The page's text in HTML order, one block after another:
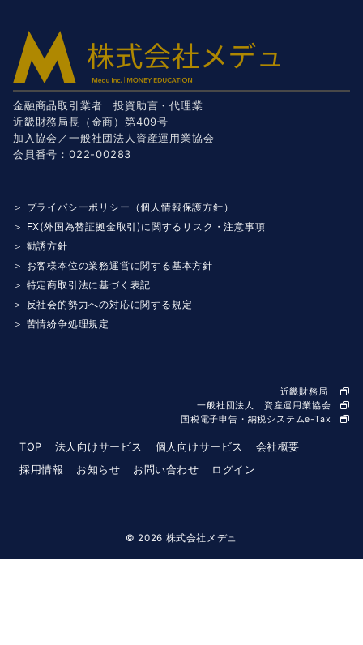
金融商品取引業者 投資助言・代理業
近畿財務局長（金商）第409号
加入協会／一般社団法人資産運用業協会
会員番号：022-00283
＞ プライバシーポリシー（個人情報保護方針）
＞ FX(外国為替証拠金取引)に関するリスク・注意事項
＞ 勧誘方針
＞ お客様本位の業務運営に関する基本方針
＞ 特定商取引法に基づく表記
＞ 反社会的勢力への対応に関する規定
＞ 苦情紛争処理規定
近畿財務局
一般社団法人 資産運用業協会
国税電子申告・納税システムe-Tax
TOP 法人向けサービス 個人向けサービス
会社概要
採用情報
お知らせ お問い合わせ ログイン
© 2026 株式会社メデュ